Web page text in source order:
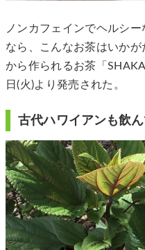
ノンカフェインでヘルシ
なら、こんなお茶はいか
から作られるお茶「
日(火)より発売された。
古代ハワイアンも飲